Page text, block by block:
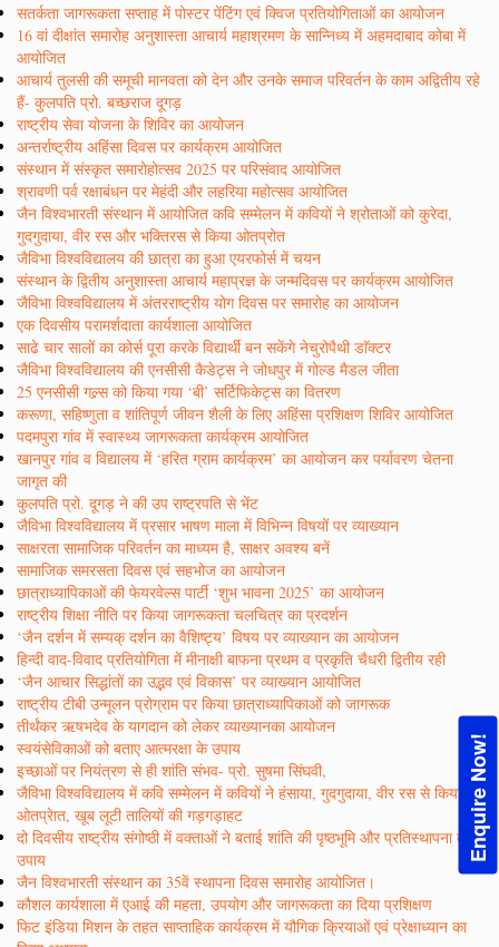
Enquire Now!
सतर्कता जागरूकता सप्ताह में पोस्टर पेंटिंग एवं क्विज प्रतियोगिताओं का आयोजन
16 वां दीक्षांत समारोह अनुशास्ता आचार्य महाश्रमण के सान्निध्य में अहमदाबाद कोबा में
आयोजित
आचार्य तुलसी की समूची मानवता को देन और उनके समाज परिवर्तन के काम अद्वितीय रहे
हैं- कुलपति प्रो. बच्छराज दूगड़
राष्ट्रीय सेवा योजना के शिविर का आयोजन
अन्तर्राष्ट्रीय अहिंसा दिवस पर कार्यक्रम आयोजित
संस्थान में संस्कृत समारोहोत्सव 2025 पर परिसंवाद आयोजित
श्रावणी पर्व रक्षाबंधन पर मेहंदी और लहरिया महोत्सव आयोजित
जैन विश्वभारती संस्थान में आयोजित कवि सम्मेलन में कवियों ने श्रोताओं को कुरेदा,
गुदगुदाया, वीर रस और भक्तिरस से किया ओतप्रोत
जैविभा विश्वविद्यालय की छात्रा का हुआ एयरफोर्स में चयन
संस्थान के द्वितीय अनुशास्ता आचार्य महाप्रज्ञ के जन्मदिवस पर कार्यक्रम आयोजित
जैविभा विश्वविद्यालय में अंतरराष्ट्रीय योग दिवस पर समारोह का आयोजन
एक दिवसीय परामर्शदाता कार्यशाला आयोजित
साढे चार सालों का कोर्स पूरा करके विद्यार्थी बन सकेंगे नेचुरोपैथी डाॅक्टर
जैविभा विश्वविद्यालय की एनसीसी कैडेट्स ने जोधपुर में गोल्ड मैडल जीता
25 एनसीसी गल्र्स को किया गया ‘बी’ सर्टिफिकेट्स का वितरण
करूणा, सहिष्णुता व शांतिपूर्ण जीवन शैली के लिए अहिंसा प्रशिक्षण शिविर आयोजित
पदमपुरा गांव में स्वास्थ्य जागरूकता कार्यक्रम आयोजित
खानपुर गांव व विद्यालय में ‘हरित ग्राम कार्यक्रम’ का आयोजन कर पर्यावरण चेतना
जागृत की
कुलपति प्रो. दूगड़ ने की उप राष्ट्रपति से भेंट
जैविभा विश्वविद्यालय में प्रसार भाषण माला में विभिन्न विषयों पर व्याख्यान
साक्षरता सामाजिक परिवर्तन का माध्यम है, साक्षर अवश्य बनें
सामाजिक समरसता दिवस एवं सहभोज का आयोजन
छात्राध्यापिकाओं की फेयरवेल्स पार्टी ‘शुभ भावना 2025’ का आयोजन
राष्ट्रीय शिक्षा नीति पर किया जागरूकता चलचित्र का प्रदर्शन
‘जैन दर्शन में सम्यक् दर्शन का वैशिष्ट्य’ विषय पर व्याख्यान का आयोजन
हिन्दी वाद-विवाद प्रतियोगिता में मीनाक्षी बाफना प्रथम व प्रकृति चैधरी द्वितीय रही
‘जैन आचार सिद्धांतों का उद्भव एवं विकास’ पर व्याख्यान आयोजित
राष्ट्रीय टीबी उन्मूलन प्रोग्राम पर किया छात्राध्यापिकाओं को जागरूक
तीर्थंकर ऋषभदेव के यागदान को लेकर व्याख्यानका आयोजन
स्वयंसेविकाओं को बताए आत्मरक्षा के उपाय
इच्छाओं पर नियंत्रण से ही शांति संभव- प्रो. सुषमा सिंघवी,
जैविभा विश्वविद्यालय में कवि सम्मेलन में कवियों ने हंसाया, गुदगुदाया, वीर रस से किया
ओतप्रेात, खूब लूटी तालियों की गड़गड़ाहट
दो दिवसीय राष्ट्रीय संगोष्ठी में वक्ताओं ने बताई शांति की पृष्ठभूमि और प्रतिस्थापना के
उपाय
जैन विश्वभारती संस्थान का 35वें स्थापना दिवस समारोह आयोजित।
कौशल कार्यशाला में एआई की महता, उपयोग और जागरूकता का दिया प्रशिक्षण
फिट इंडिया मिशन के तहत साप्ताहिक कार्यक्रम में यौगिक क्रियाओं एवं प्रेक्षाध्यान का